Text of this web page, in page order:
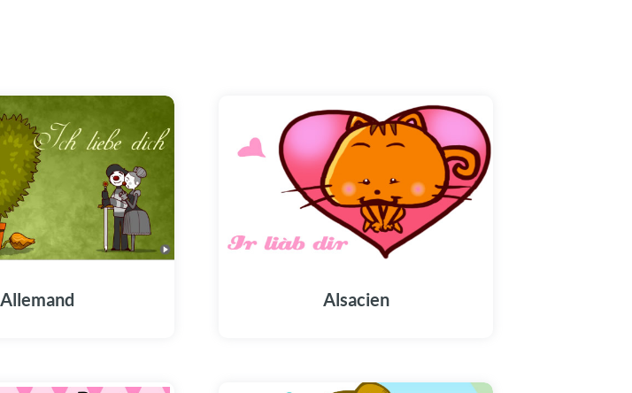
Allemand Alsacien